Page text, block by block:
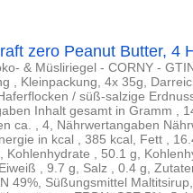
zero Peanut Butter, 4
& Müsliriegel - CORNY -
, Kleinpackung, 4x 35g,
/ süß-salzige
Inhalt gesamt in Gramm ,
ca. , 4, Nährwertangaben
in kcal , 385 kcal, Fett ,
, 50.1 g,
, 9.7 g, Salz , 0.4 g,
49%, Süßungsmittel